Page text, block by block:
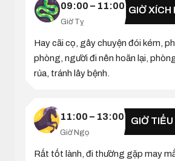
09:00 – 11:00
Giờ Tỵ
GIỜ XÍCH
Hay cãi cọ, gây chuyện đói kém,
phòng, người đi nên hoãn lại,
rủa, tránh lây bệnh.
11:00 – 13:00
Giờ Ngọ
GIỜ TIỂU
Rất tốt lành, đi thường gặp may